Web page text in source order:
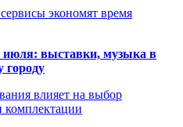
экономят время
июля: выставки, музыка в
городу
влияет на выбор